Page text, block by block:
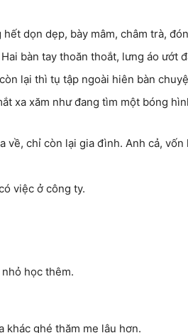
dọn dẹp, bày mâm, châm trà,
bàn tay thoăn thoắt, lưng áo ướt
lại thì tụ tập ngoài hiên bàn
xa xăm như đang tìm một bóng
về, chỉ còn lại gia đình. Anh cả,
việc ở công ty.
học thêm.
khác ghé thăm mẹ lâu hơn.